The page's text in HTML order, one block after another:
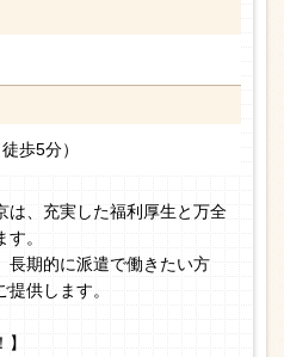
歩5分）
は、充実した福利厚生と万全
。
長期的に派遣で働きたい方
供します。